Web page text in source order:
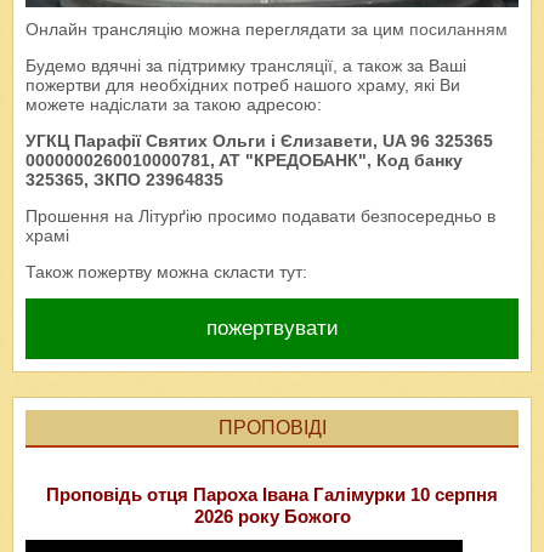
Онлайн трансляцію можна переглядати за цим посиланням
Будемо вдячні за підтримку трансляції, а також за Ваші
пожертви для необхідних потреб нашого храму, які Ви
можете надіслати за такою адресою:
УГКЦ Парафії Святих Ольги і Єлизавети, UA 96 325365
0000000260010000781, AT "КРЕДОБАНК", Код банку
325365, ЗКПО 23964835
Прошення на Літурґію просимо подавати безпосередньо в
храмі
Також пожертву можна скласти тут:
пожертвувати
ПРОПОВІДІ
Проповідь отця Пароха Івана Галімурки 10 серпня
2026 року Божого